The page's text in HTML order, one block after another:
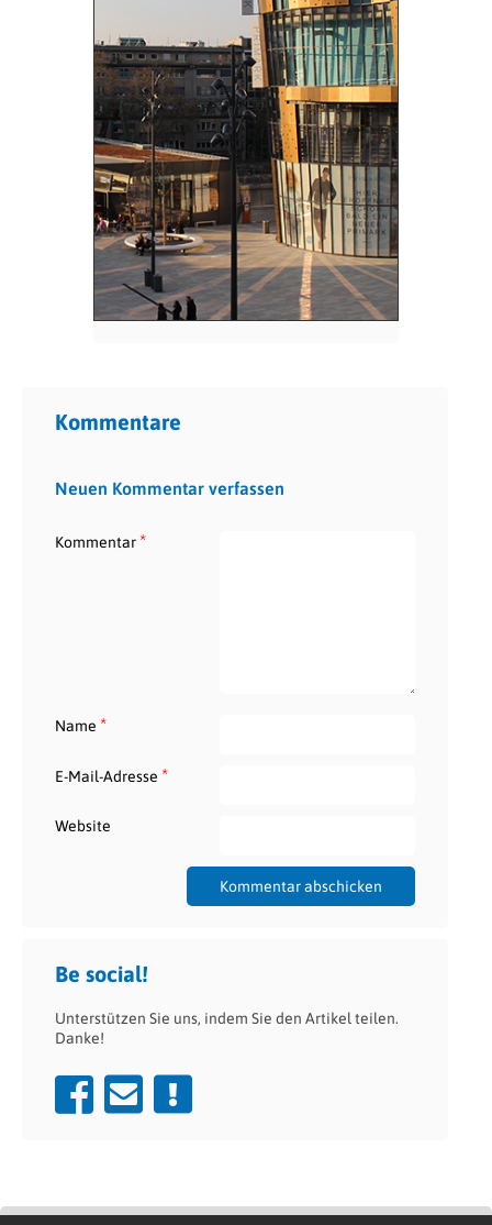
Kommentare
Neuen Kommentar verfassen
Kommentar*
Name *
E-Mail-Adresse *
Website
Be social!
Unterstützen Sie uns, indem Sie den Artikel teilen.
Danke!